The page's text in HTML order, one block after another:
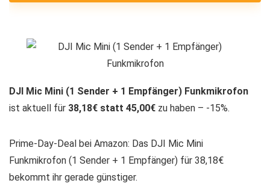
DJI Mic Mini (1 Sender + 1 Empfänger) Funkmikrofon
ist aktuell für 38,18€ statt 45,00€ zu haben – -15%.
Prime-Day-Deal bei Amazon: Das DJI Mic Mini
Funkmikrofon (1 Sender + 1 Empfänger) für 38,18€
bekommt ihr gerade günstiger.